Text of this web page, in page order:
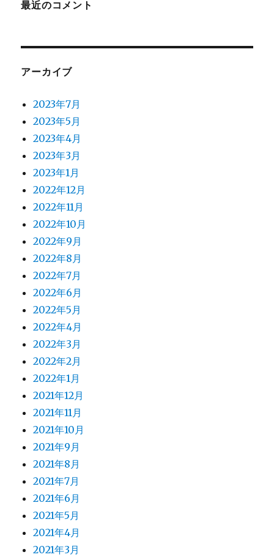
最近のコメント
アーカイブ
2023年7月
2023年5月
2023年4月
2023年3月
2023年1月
2022年12月
2022年11月
2022年10月
2022年9月
2022年8月
2022年7月
2022年6月
2022年5月
2022年4月
2022年3月
2022年2月
2022年1月
2021年12月
2021年11月
2021年10月
2021年9月
2021年8月
2021年7月
2021年6月
2021年5月
2021年4月
2021年3月